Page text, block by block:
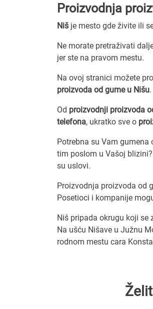
Proizvodnja
Niš je mesto gde živite ili
Ne morate pretraživati
jer ste na pravom mestu.
Na ovoj stranici možete
proizvoda od gume u Nišu.
Od proizvodnji proizvoda
telefona, ukratko sve o
Potrebna su Vam gumena
tim poslom u Vašoj
su uslovi.
Proizvodnja proizvoda od
Posetioci i kompanije
Niš pripada okrugu koji se
Na ušću Nišave u Južnu
rodnom mestu cara